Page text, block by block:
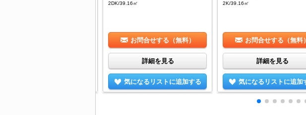
2DK/39.16㎡
お問合せする（無料）
詳細を見る
気になるリストに追加する
2K/39.16㎡
お問合せする（無料）
詳細を見る
気になるリストに追加